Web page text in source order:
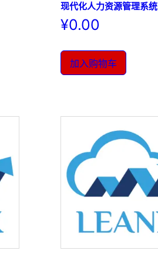
现代化人力资源管理系统
¥0.00
加入购物车